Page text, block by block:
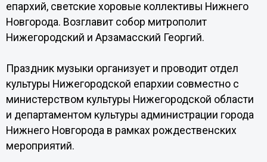
епархий, светские хоровые коллективы Нижнего
Новгорода. Возглавит собор митрополит
Нижегородский и Арзамасский Георгий.
Праздник музыки организует и проводит отдел
культуры Нижегородской епархии совместно с
министерством культуры Нижегородской области
и департаментом культуры администрации города
Нижнего Новгорода в рамках рождественских
мероприятий.